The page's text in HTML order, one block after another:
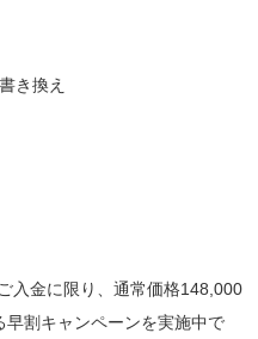
き換え
入金に限り、通常価格148,000
割キャンペーンを実施中で